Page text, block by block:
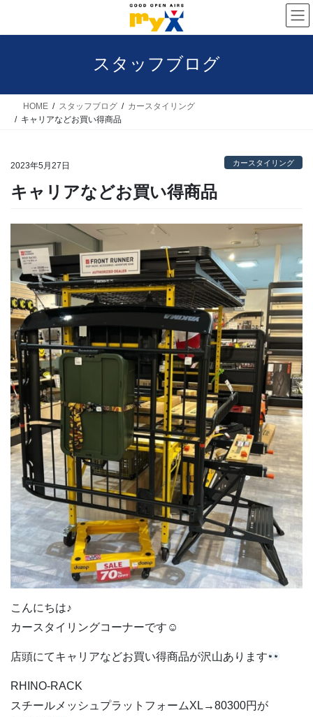
スタッフブログ
HOME スタッフブログ
カースタイリング
キャリアなどお買い得商品
2023年5月27日 カースタイリング
キャリアなどお買い得商品
こんにちは♪
カースタイリングコーナーです☺︎
店頭にてキャリアなどお買い得商品が沢山あります
RHINO-RACK
スチールメッシュプラットフォームXL→80300円が